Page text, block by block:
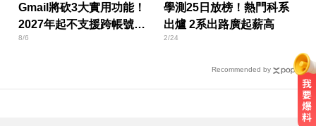
Gmail將砍3大實用功能！
2027年起不支援跨帳號寄
信
8/6
學測25日放榜！熱門科系
出爐 2系出路廣起薪高
2/24
Recommended by